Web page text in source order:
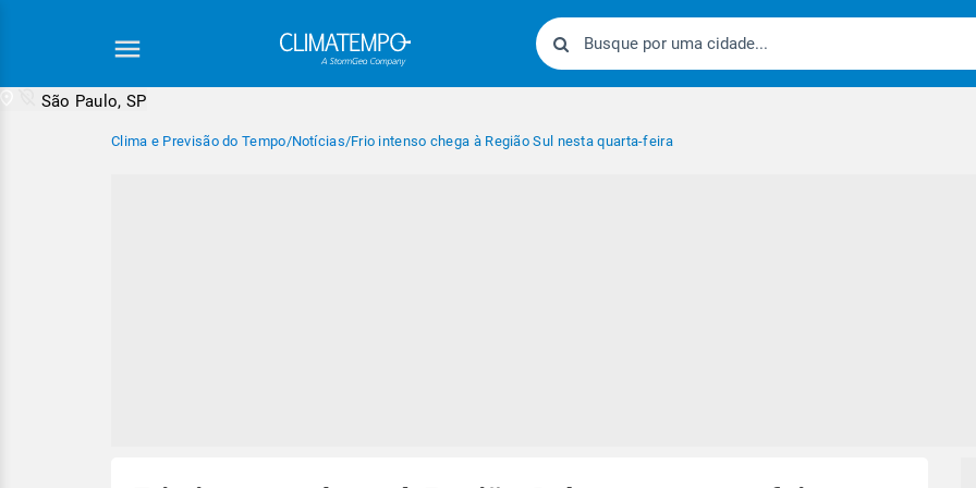
São Paulo, SP
Clima e Previsão do Tempo/Notícias/Frio intenso chega à Região Sul nesta quarta-feira